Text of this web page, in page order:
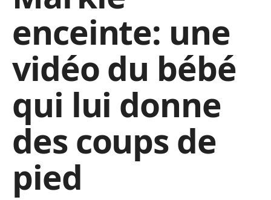
enceinte: une
vidéo du bébé
qui lui donne
des coups de
pied